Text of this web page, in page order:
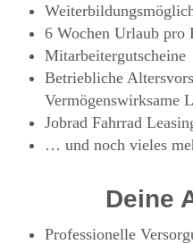
6 Wochen Urlaub pro
Mitarbeitergutscheine
Betriebliche
Vermögenswirksame
Jobrad Fahrrad
… und noch vieles
Deine
Professionelle